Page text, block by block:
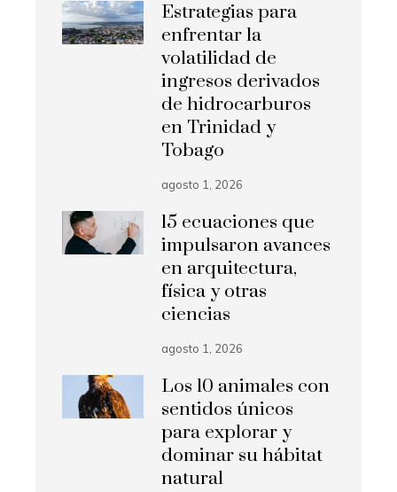
Estrategias para
enfrentar la
volatilidad de
ingresos derivados
de hidrocarburos
en Trinidad y
Tobago
agosto 1, 2026
15 ecuaciones que
impulsaron avances
en arquitectura,
física y otras
ciencias
agosto 1, 2026
Los 10 animales con
sentidos únicos
para explorar y
dominar su hábitat
natural